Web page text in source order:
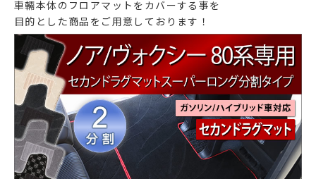
車輛本体のフロアマットをカバーする事を
目的とした商品をご用意しております！